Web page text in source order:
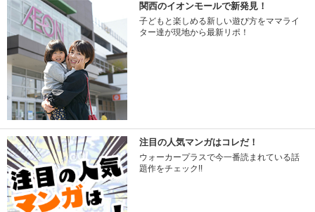
関西のイオンモールで新発見！
子どもと楽しめる新しい遊び方をママライ
ター達が現地から最新リポ！
注目の人気マンガはコレだ！
ウォーカープラスで今一番読まれている話
題作をチェック!!